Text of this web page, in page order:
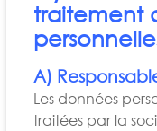
traitement
A)
Les données
traitées par la